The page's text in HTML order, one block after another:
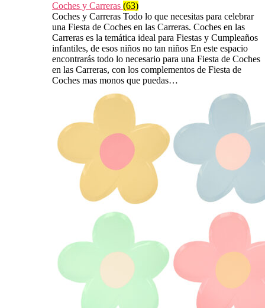
Coches y Carreras (63)
Coches y Carreras Todo lo que necesitas para celebrar
una Fiesta de Coches en las Carreras. Coches en las
Carreras es la temática ideal para Fiestas y Cumpleaños
infantiles, de esos niños no tan niños En este espacio
encontrarás todo lo necesario para una Fiesta de Coches
en las Carreras, con los complementos de Fiesta de
Coches mas monos que puedas…